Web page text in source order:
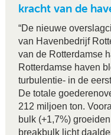
kracht van de
“De nieuwe
van Havenbedrijf
van de Rotterdamse
Rotterdamse haven
turbulentie- in de
De totale
212 miljoen ton.
bulk (+1,7%)
breakbulk licht